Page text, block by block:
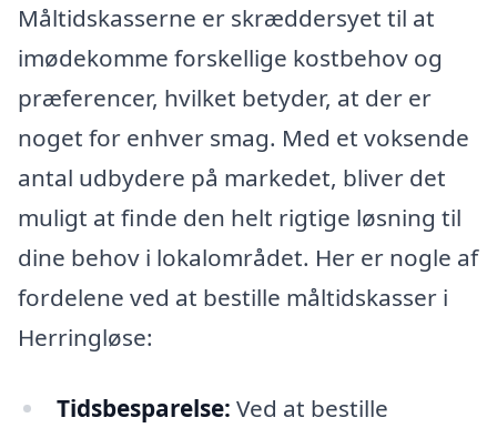
Måltidskasserne er skræddersyet til at
imødekomme forskellige kostbehov og
præferencer, hvilket betyder, at der er
noget for enhver smag. Med et voksende
antal udbydere på markedet, bliver det
muligt at finde den helt rigtige løsning til
dine behov i lokalområdet. Her er nogle af
fordelene ved at bestille måltidskasser i
Herringløse:
Tidsbesparelse: Ved at bestille